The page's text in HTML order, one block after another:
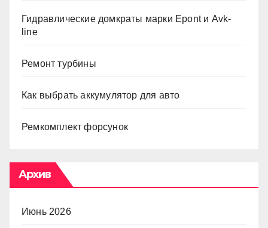
Гидравлические домкраты марки Epont и Avk-
line
Ремонт турбины
Как выбрать аккумулятор для авто
Ремкомплект форсунок
Архив
Июнь 2026